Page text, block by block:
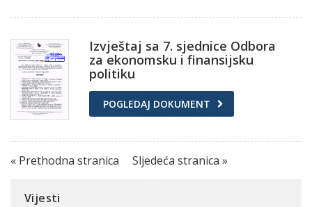
Izvještaj sa 7. sjednice Odbora
za ekonomsku i finansijsku
politiku
POGLEDAJ DOKUMENT
« Prethodna stranica Sljedeća stranica »
Vijesti